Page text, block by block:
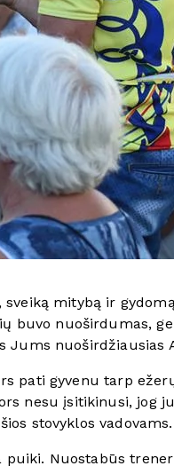
mitybą ir
buvo nuoširdumas,
nuoširdžiausias
pati gyvenu tarp
nesu įsitikinusi, jog
stovyklos vadovams.
puiki. Nuostabūs